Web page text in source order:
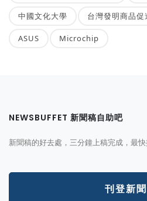
中國文化大學 台灣發明商品促
ASUS Microchip
NEWSBUFFET 新聞稿自助吧
新聞稿的好去處，三分鐘上稿完成，最
刊登新